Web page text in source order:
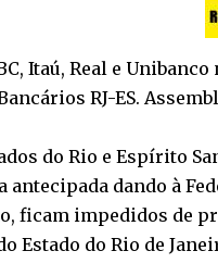
Itaú, Real e
RJ-ES.
do Rio e Espírito
dando à
ficam impedidos de
Estado do Rio de